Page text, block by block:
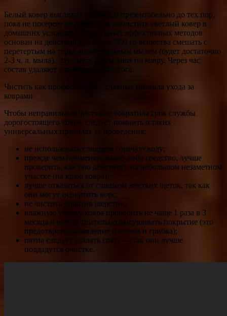
Белый ковер выглядит стильно и презентабельно до тех пор,
пока не посереет от грязи. Как почистить светлый ковер в
домашних условиях? Один самых эффективных методов
основан на действии крахмала: 500 гр вещества смешать с
перетертым на терке хозяйственным мылом (будет достаточно
2-3 ч. л. мыла). Эту смесь рассыпают по ковру. Через час
состав удаляют с помощью пылесоса.
Чистить как профессионал – главные правила ухода за
коврами
Чтобы неправильная чистка не сократила срок службы
дорогостоящего ковра, следует помнить о таких
универсальных правилах ее проведения:
не использовать слишком горячую воду;
прежде чем применять какое-либо средство, лучше
проверить, как оно действует, на небольшом незаметном
участке (на краю ковра);
лучше отказаться от слишком жестких щеток, так как
они могут испортить ворс;
не чистить «против шерсти»;
влажную уборку ковра проводить не чаще 1 раза в 3
месяца и всегда тщательно высушивать покрытие (это
предотвратит появление плесени и грибка);
пятна следует удалять сразу — так они лучше
поддадутся очистке.